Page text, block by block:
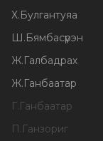
Х.Булгантуяа
Ш.Бямбасүрэн
Ж.Галбадрах
Ж.Ганбаатар
Г.Ганбаатар
П.Ганзориг